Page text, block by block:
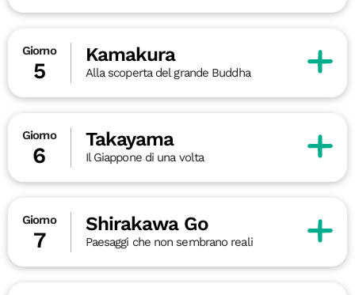
Giorno
5
Kamakura
Alla scoperta del grande Buddha
Giorno
6
Takayama
Il Giappone di una volta
Giorno
7
Shirakawa Go
Paesaggi che non sembrano reali